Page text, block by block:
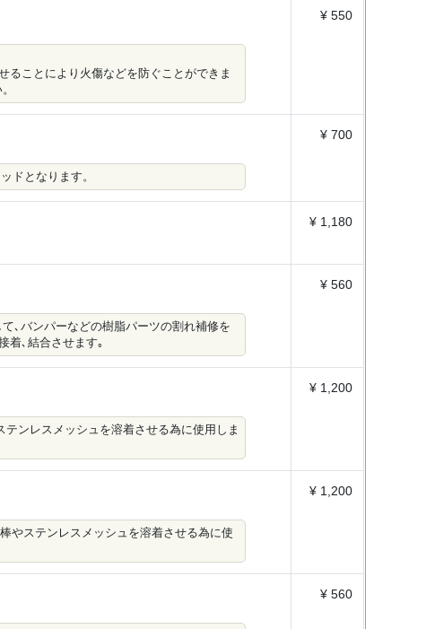
ることにより火傷などを防ぐことができま
¥ 550
ドとなります。
¥ 700
¥ 1,180
､バンパーなどの樹脂パーツの割れ補修を
着､結合させます｡
¥ 560
ンレスメッシュを溶着させる為に使用しま
¥ 1,200
やステンレスメッシュを溶着させる為に使
¥ 1,200
¥ 560